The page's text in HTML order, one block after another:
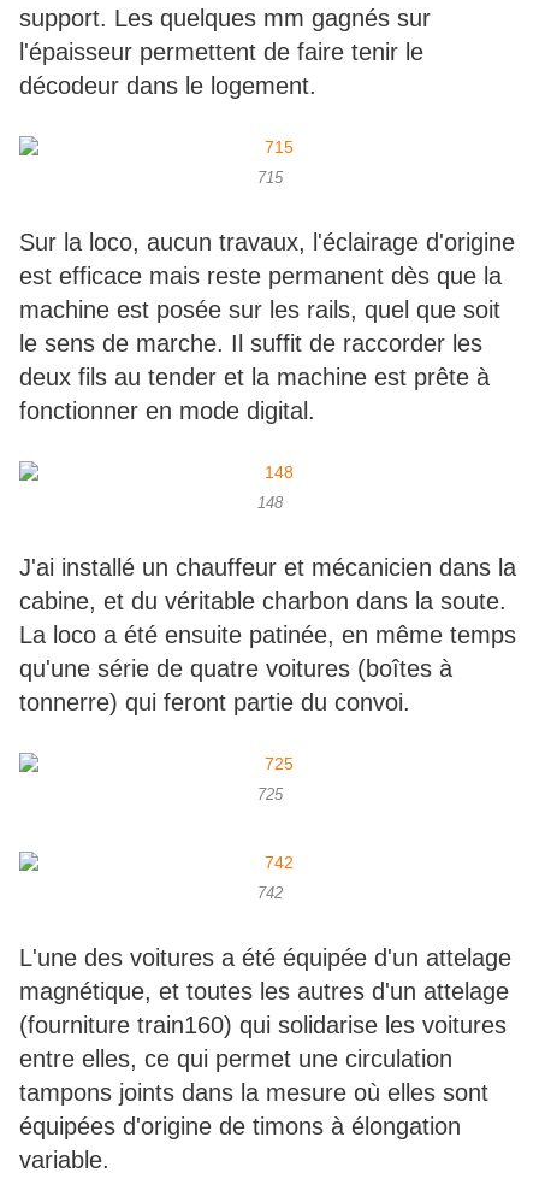
support. Les quelques mm gagnés sur
l'épaisseur permettent de faire tenir le
décodeur dans le logement.
715
Sur la loco, aucun travaux, l'éclairage d'origine
est efficace mais reste permanent dès que la
machine est posée sur les rails, quel que soit
le sens de marche. Il suffit de raccorder les
deux fils au tender et la machine est prête à
fonctionner en mode digital.
148
J'ai installé un chauffeur et mécanicien dans la
cabine, et du véritable charbon dans la soute.
La loco a été ensuite patinée, en même temps
qu'une série de quatre voitures (boîtes à
tonnerre) qui feront partie du convoi.
725
742
L'une des voitures a été équipée d'un attelage
magnétique, et toutes les autres d'un attelage
(fourniture train160) qui solidarise les voitures
entre elles, ce qui permet une circulation
tampons joints dans la mesure où elles sont
équipées d'origine de timons à élongation
variable.